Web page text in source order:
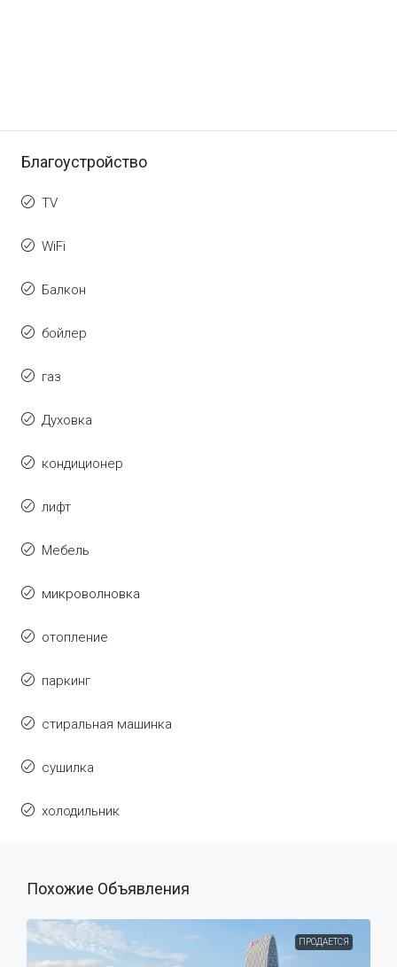
Благоустройство
TV
WiFi
Балкон
бойлер
газ
Духовка
кондиционер
лифт
Мебель
микроволновка
отопление
паркинг
стиральная машинка
сушилка
холодильник
Похожие Объявления
ПРОДАЕТСЯ